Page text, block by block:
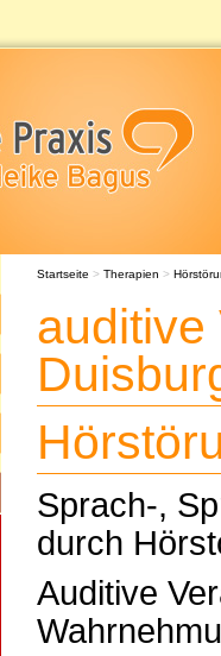
Startseite > Therapien >
auditive
Sprach-,
durch
Auditive